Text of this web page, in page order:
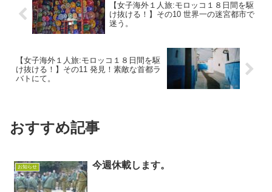
【女子海外１人旅:モロッコ１８日間を駆
け抜ける！】その10 世界一の迷宮都市で
迷う。
【女子海外１人旅:モロッコ１８日間を駆
け抜ける！】その11 発見！素敵な首都ラ
バトにて。
おすすめ記事
お知らせ 今週休載します。